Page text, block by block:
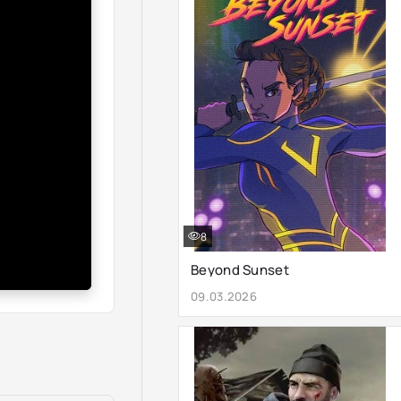
Beyond Sunset
09.03.2026
8